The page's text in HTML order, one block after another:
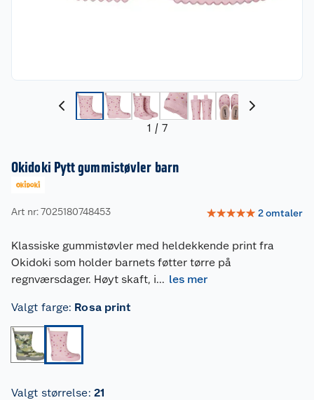
1 / 7
Okidoki Pytt gummistøvler barn
Art nr: 7025180748453 ☆☆☆☆☆ 2omtaler
Klassiske gummistøvler med heldekkende print fra
Okidoki som holder barnets føtter tørre på
regnværsdager. Høyt skaft, i... les mer
Valgt farge: Rosa print
Valgt størrelse: 21